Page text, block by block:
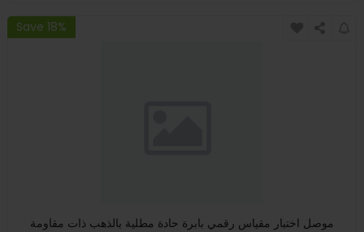
Save 18%
موصل اختبار مقياس رقمي بابرة حادة مطلية بالذهب ذات مقاومة